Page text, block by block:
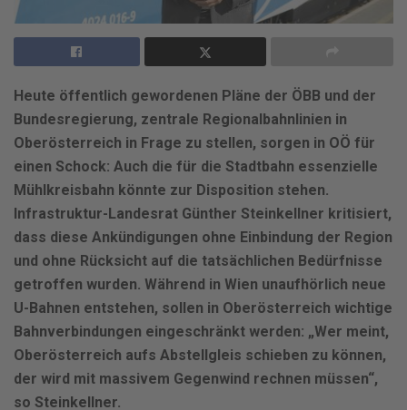
Heute öffentlich gewordenen Pläne der ÖBB und der
Bundesregierung, zentrale Regionalbahnlinien in
Oberösterreich in Frage zu stellen, sorgen in OÖ für
einen Schock: Auch die für die Stadtbahn essenzielle
Mühlkreisbahn könnte zur Disposition stehen.
Infrastruktur-Landesrat Günther Steinkellner kritisiert,
dass diese Ankündigungen ohne Einbindung der Region
und ohne Rücksicht auf die tatsächlichen Bedürfnisse
getroffen wurden. Während in Wien unaufhörlich neue
U-Bahnen entstehen, sollen in Oberösterreich wichtige
Bahnverbindungen eingeschränkt werden: „Wer meint,
Oberösterreich aufs Abstellgleis schieben zu können,
der wird mit massivem Gegenwind rechnen müssen“,
so Steinkellner.